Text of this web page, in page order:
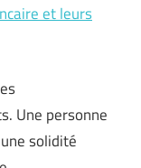
et leurs
Une personne
solidité